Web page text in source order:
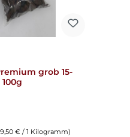
grob 15-
€ / 1 Kilogramm)